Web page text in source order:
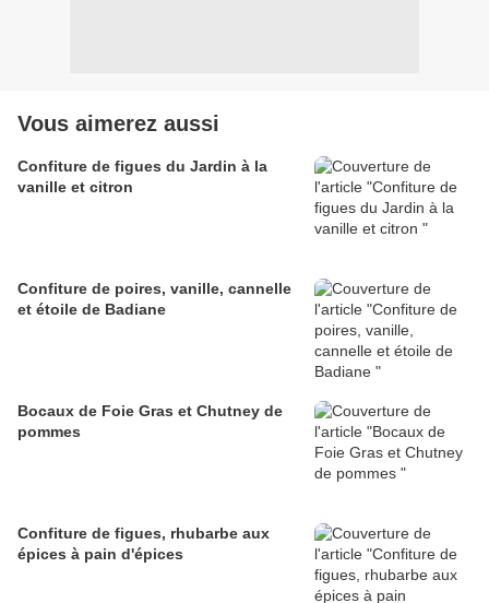
Vous aimerez aussi
Confiture de figues du Jardin à la
vanille et citron
Confiture de poires, vanille, cannelle
et étoile de Badiane
Bocaux de Foie Gras et Chutney de
pommes
Confiture de figues, rhubarbe aux
épices à pain d'épices